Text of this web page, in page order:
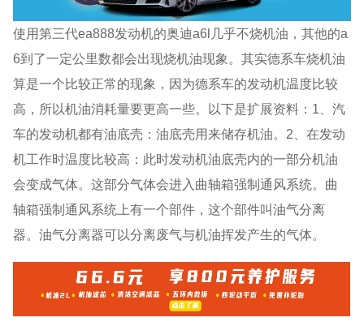
使用第三代ea888发动机的奥迪a6l几乎不烧机油，其他的a
6到了一定公里数都会出现烧机油现象。其实德系车烧机油
算是一个比较正常的现象，因为德系车的发动机温度比较
高，所以机油消耗量要更高一些。以下是扩展资料：1、汽
车的发动机都有油底壳：油底壳用来储存机油。2、在发动
机工作时温度比较高：此时发动机油底壳内的一部分机油
会变成气体。这部分气体会进入曲轴箱强制通风系统。曲
轴箱强制通风系统上有一个部件，这个部件叫油气分离
器。油气分离器可以分离废气与机油挥发产生的气体。